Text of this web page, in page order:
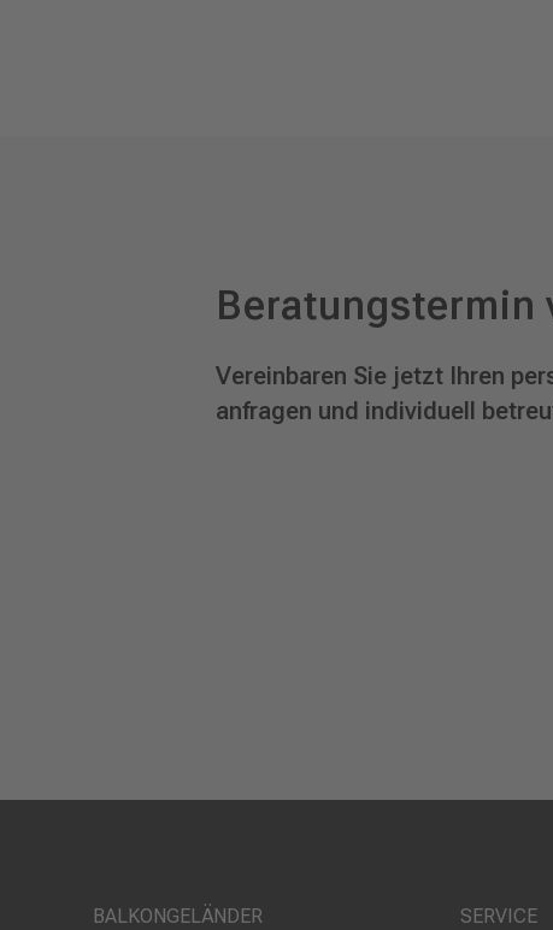
Beratungstermin
Vereinbaren Sie jetzt Ihren
anfragen und individuell
BALKONGELÄNDER
SERVICE